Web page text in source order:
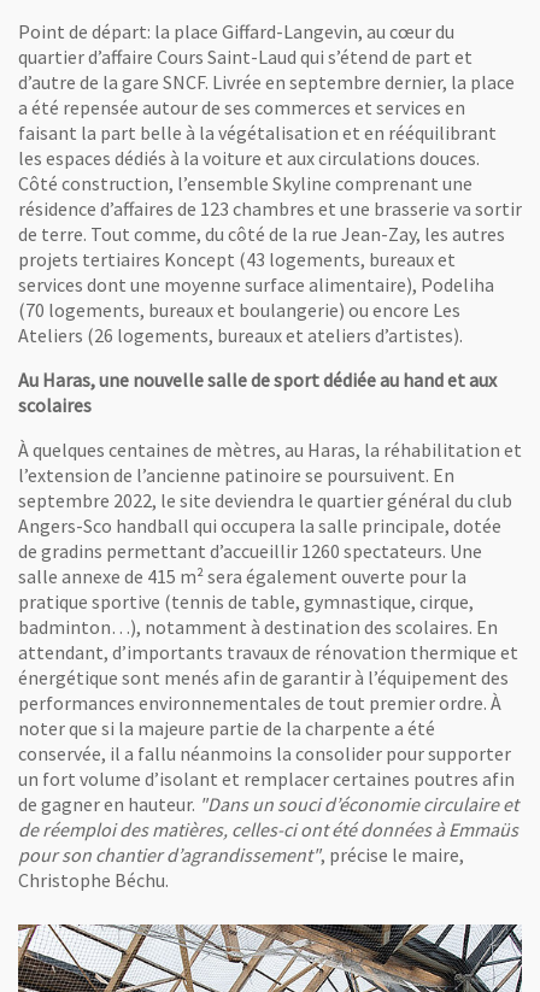
Point de départ: la place Giffard-Langevin, au cœur du
quartier d’affaire Cours Saint-Laud qui s’étend de part et
d’autre de la gare SNCF. Livrée en septembre dernier, la place
a été repensée autour de ses commerces et services en
faisant la part belle à la végétalisation et en rééquilibrant
les espaces dédiés à la voiture et aux circulations douces.
Côté construction, l’ensemble Skyline comprenant une
résidence d’affaires de 123 chambres et une brasserie va sortir
de terre. Tout comme, du côté de la rue Jean-Zay, les autres
projets tertiaires Koncept (43 logements, bureaux et
services dont une moyenne surface alimentaire), Podeliha
(70 logements, bureaux et boulangerie) ou encore Les
Ateliers (26 logements, bureaux et ateliers d’artistes).
Au Haras, une nouvelle salle de sport dédiée au hand et aux
scolaires
À quelques centaines de mètres, au Haras, la réhabilitation et
l’extension de l’ancienne patinoire se poursuivent. En
septembre 2022, le site deviendra le quartier général du club
Angers-Sco handball qui occupera la salle principale, dotée
de gradins permettant d’accueillir 1260 spectateurs. Une
salle annexe de 415 m² sera également ouverte pour la
pratique sportive (tennis de table, gymnastique, cirque,
badminton…), notamment à destination des scolaires. En
attendant, d’importants travaux de rénovation thermique et
énergétique sont menés afin de garantir à l’équipement des
performances environnementales de tout premier ordre. À
noter que si la majeure partie de la charpente a été
conservée, il a fallu néanmoins la consolider pour supporter
un fort volume d’isolant et remplacer certaines poutres afin
de gagner en hauteur. "Dans un souci d’économie circulaire et
de réemploi des matières, celles-ci ont été données à Emmaüs
pour son chantier d’agrandissement", précise le maire,
Christophe Béchu.